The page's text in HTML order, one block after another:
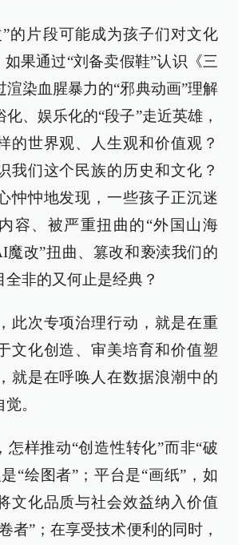
的片段可能成为孩子们对文化
如果通过“刘备卖假鞋”认识《三
渲染血腥暴力的“邪典动画”理解
、娱乐化的“段子”走近英雄，
的世界观、人生观和价值观？
我们这个民族的历史和文化？
忡忡地发现，一些孩子正沉迷
容、被严重扭曲的“外国山海
魔改”扭曲、篡改和亵渎我们的
非的又何止是经典？
此次专项治理行动，就是在重
文化创造、审美培育和价值塑
就是在呼唤人在数据浪潮中的
。
怎样推动“创造性转化”而非“破
“绘图者”；平台是“画纸”，如
文化品质与社会效益纳入价值
者”；在享受技术便利的同时，